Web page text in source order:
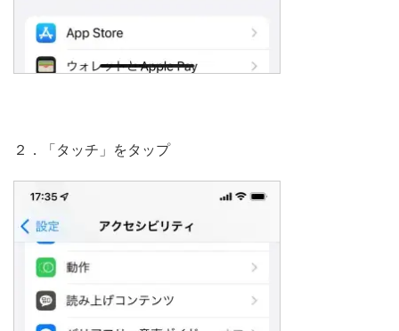
２．「タッチ」をタップ